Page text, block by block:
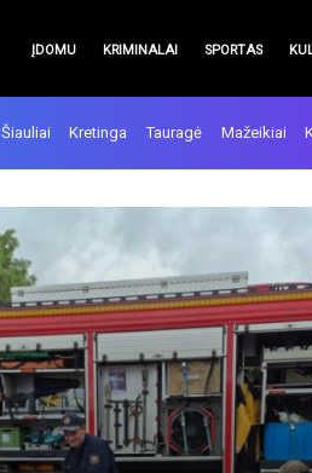
ĮDOMU KRIMINALAI SPORTAS
Šiauliai Kretinga Tauragė Mažeikiai